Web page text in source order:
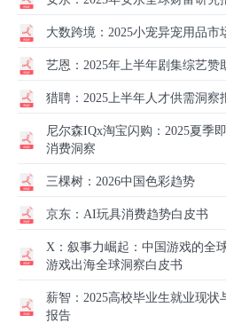
大数跨境： 2025小宠异宠用品市
艺恩： 2025年上半年剧集综艺赞
猎聘： 2025上半年人才供需洞察
尼尔森IQx淘宝闪购： 2025夏季
消费洞察
三棵树： 2026中国色彩趋势
京东： AI玩具消费趋势白皮书
X： 叙事力崛起：中国游戏的全
游戏出海全球洞察白皮书
薪智： 2025高校毕业生就业现状
报告